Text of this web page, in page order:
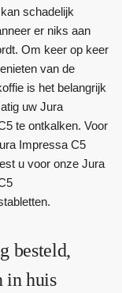
schadelijk
er niks aan
Om keer op keer
van de
is het belangrijk
uw Jura
te ontkalken. Voor
Impressa C5
u voor onze Jura
besteld,
in huis